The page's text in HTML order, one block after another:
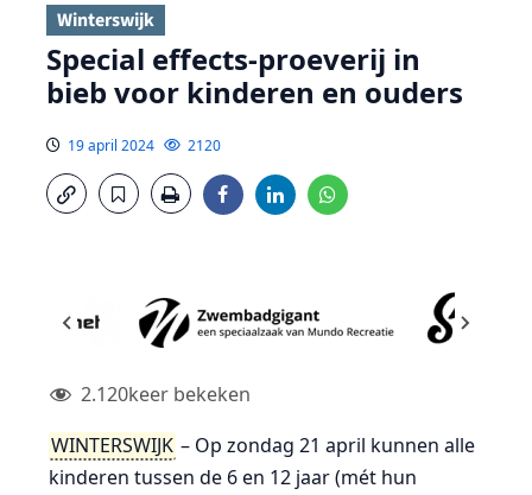
Winterswijk
Special effects-proeverij in
bieb voor kinderen en ouders
19 april 2024 2120
2.120keer bekeken
WINTERSWIJK – Op zondag 21 april kunnen alle
kinderen tussen de 6 en 12 jaar (mét hun